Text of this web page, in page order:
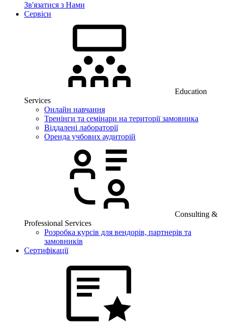
Зв'язатися з Нами
Сервіси
Education
Services
Онлайн навчання
Тренінги та семінари на території замовника
Віддалені лабораторії
Оренда учбових аудиторій
Consulting &
Professional Services
Розробка курсів для вендорів, партнерів та
замовників
Сертифікації